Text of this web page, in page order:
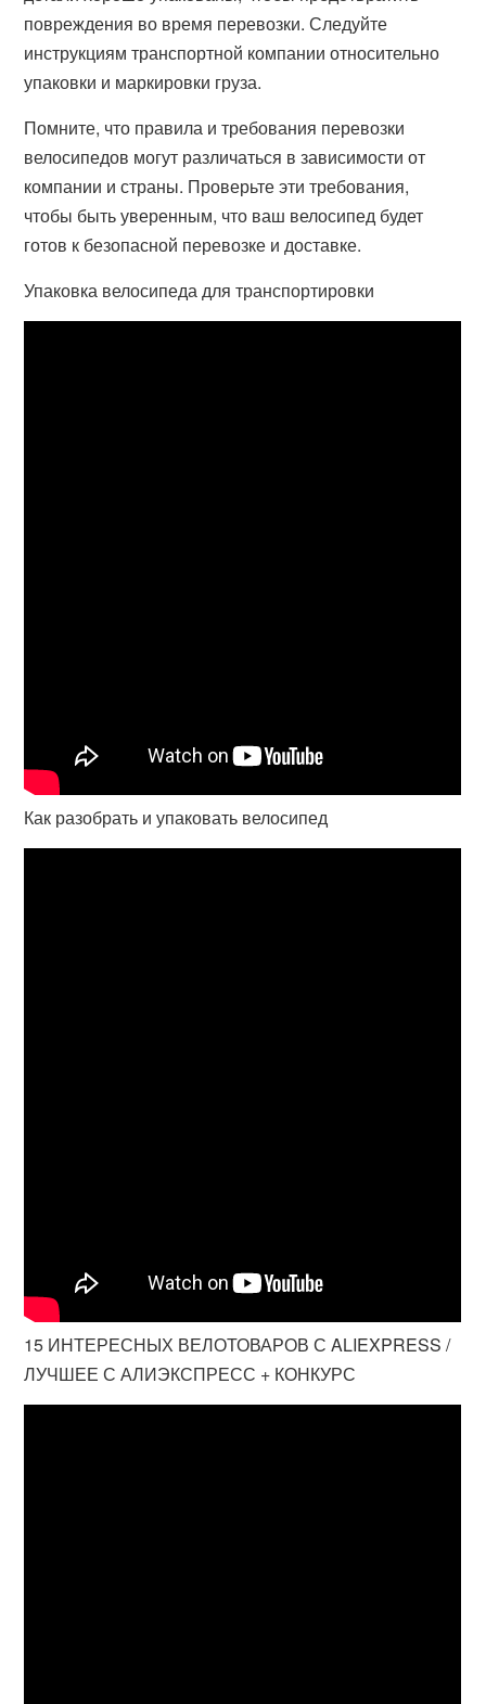
повреждения во время перевозки. Следуйте
инструкциям транспортной компании относительно
упаковки и маркировки груза.
Помните, что правила и требования перевозки
велосипедов могут различаться в зависимости от
компании и страны. Проверьте эти требования,
чтобы быть уверенным, что ваш велосипед будет
готов к безопасной перевозке и доставке.
Упаковка велосипеда для транспортировки
Как разобрать и упаковать велосипед
15 ИНТЕРЕСНЫХ ВЕЛОТОВАРОВ С ALIEXPRESS /
ЛУЧШЕЕ С АЛИЭКСПРЕСС + КОНКУРС